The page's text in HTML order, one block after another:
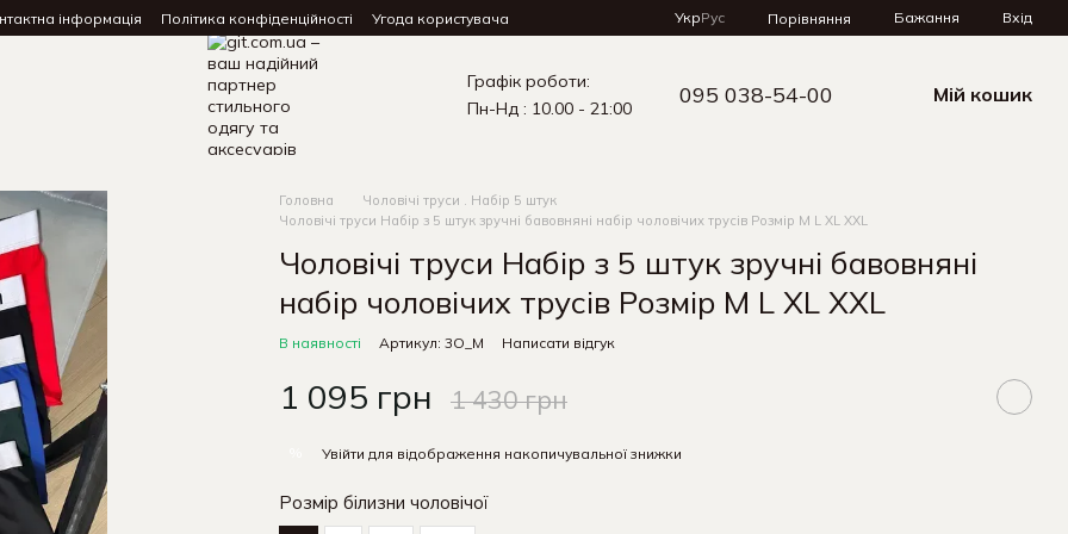
інформація Політика конфіденційності Угода користувача УкрРус Порівняння Бажання Вхід
Графік роботи:
Пн-Нд : 10.00 - 21:00
095 038-54-00 Мій кошик
Головна
Чоловічі труси . Набір 5 штук
Чоловічі труси Набір з 5 штук зручні бавовняні набір чоловічих трусів Розмір M L XL XXL
Чоловічі труси Набір з 5 штук зручні бавовняні
набір чоловічих трусів Розмір M L XL XXL
В наявності Артикул: 3O_M Написати відгук
1 095 грн 1 430 грн
Увійти для відображення накопичувальної знижки
Розмір білизни чоловічої